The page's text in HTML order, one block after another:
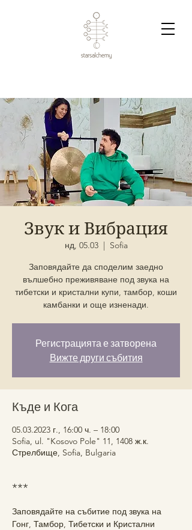
Звук и Вибрация
нд, 05.03
  |
Sofia
Заповядайте да споделим заедно
вълшебно преживяване под звука на
тибетски и кристални купи, тамбор, коши
камбанки и още изненади.
Регистрацията е затворена
Вижте други събития
Къде и Кога
05.03.2023 г., 16:00 ч. – 18:00
Sofia, ul. "Kosovo Pole" 11, 1408 ж.к.
Стрелбище, Sofia, Bulgaria
***
Заповядайте на събитие под звука на
Гонг, Тамбор, Тибетски и Кристални